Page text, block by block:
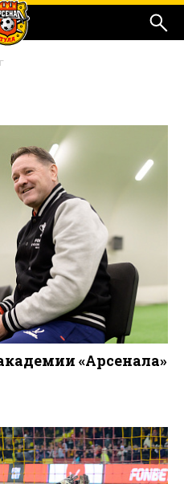
«Арсенала»